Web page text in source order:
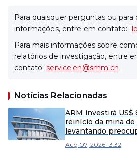
Para quaisquer perguntas ou
informações, entre em contato:
Para mais informações sobre
relatórios de investigação, entre
contato: service.en@smm.cn
Notícias Relacionadas
ARM investirá
reinício da mina
levantando
Aug 07, 2026 13:32